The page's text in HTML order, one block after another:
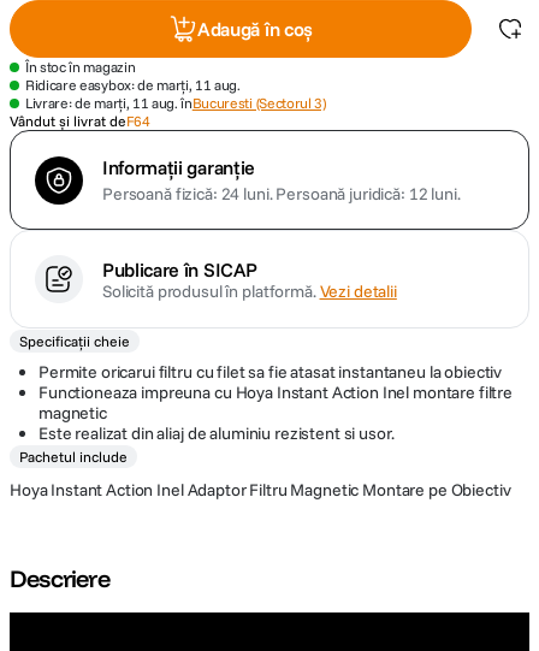
dji mic mini
9. dji osmo
Adaugă în coș
În stoc în magazin
Ridicare easybox: de marți, 11 aug.
Livrare: de marți, 11 aug. înBucuresti (Sectorul 3)
Vândut și livrat deF64
Informații garanție
Persoană fizică: 24 luni.Persoană juridică: 12 luni.
Publicare în SICAP
Solicită produsul în platformă.Vezi detalii
Specificații cheie
Permite oricarui filtru cu filet sa fie atasat instantaneu la obiectiv
Functioneaza impreuna cu Hoya Instant Action Inel montare filtre
magnetic
Este realizat din aliaj de aluminiu rezistent si usor.
Pachetul include
Hoya Instant Action Inel Adaptor Filtru Magnetic Montare pe Obiectiv
Descriere